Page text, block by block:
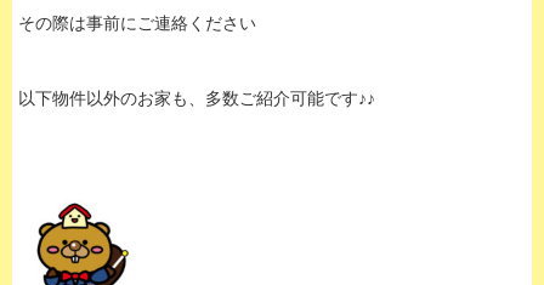
その際は事前にご連絡ください
以下物件以外のお家も、多数ご紹介可能です♪♪